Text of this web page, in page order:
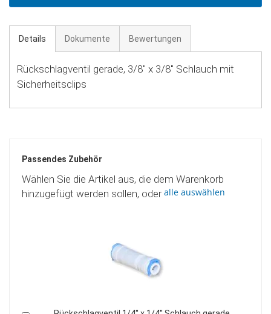
Details Dokumente Bewertungen
Rückschlagventil gerade, 3/8'' x 3/8'' Schlauch mit
Sicherheitsclips
Passendes Zubehör
Wählen Sie die Artikel aus, die dem Warenkorb
hinzugefügt werden sollen, oderalle auswählen